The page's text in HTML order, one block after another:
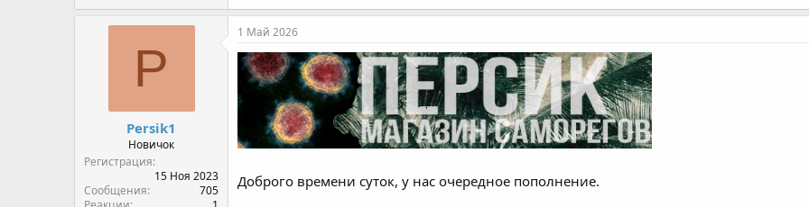
P
Persik1
Новичок
Регистрация
15 Ноя 2023
Сообщения
705
1 Май 2026
Доброго времени суток, у нас очередное пополнение.